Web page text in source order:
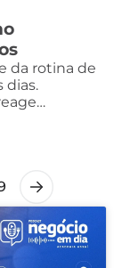
da rotina de
dias.